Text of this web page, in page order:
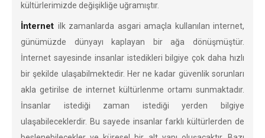
kültürlerimizde değişikliğe uğramıştır.
İnternet ilk zamanlarda asgari amaçla kullanılan internet,
günümüzde dünyayı kaplayan bir ağa dönüşmüştür.
İnternet sayesinde insanlar istedikleri bilgiye çok daha hızlı
bir şekilde ulaşabilmektedir. Her ne kadar güvenlik sorunları
akla getirilse de internet kültürlenme ortamı sunmaktadır.
İnsanlar istediği zaman istediği yerden bilgiye
ulaşabileceklerdir. Bu sayede insanlar farklı kültürlerden de